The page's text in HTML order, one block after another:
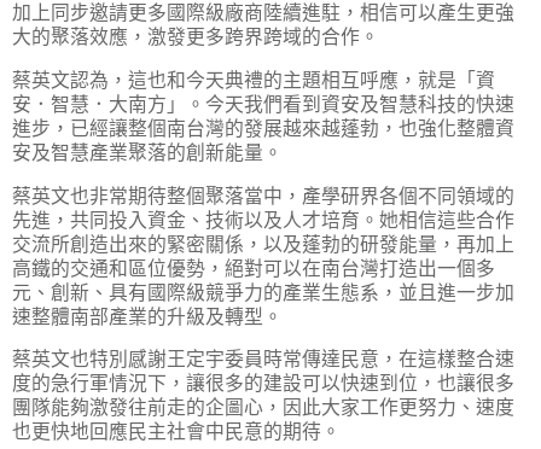
加上同步邀請更多國際級廠商陸續進駐，相信可以產生更強
大的聚落效應，激發更多跨界跨域的合作。
蔡英文認為，這也和今天典禮的主題相互呼應，就是「資
安．智慧．大南方」。今天我們看到資安及智慧科技的快速
進步，已經讓整個南台灣的發展越來越蓬勃，也強化整體資
安及智慧產業聚落的創新能量。
蔡英文也非常期待整個聚落當中，產學研界各個不同領域的
先進，共同投入資金、技術以及人才培育。她相信這些合作
交流所創造出來的緊密關係，以及蓬勃的研發能量，再加上
高鐵的交通和區位優勢，絕對可以在南台灣打造出一個多
元、創新、具有國際級競爭力的產業生態系，並且進一步加
速整體南部產業的升級及轉型。
蔡英文也特別感謝王定宇委員時常傳達民意，在這樣整合速
度的急行軍情況下，讓很多的建設可以快速到位，也讓很多
團隊能夠激發往前走的企圖心，因此大家工作更努力、速度
也更快地回應民主社會中民意的期待。